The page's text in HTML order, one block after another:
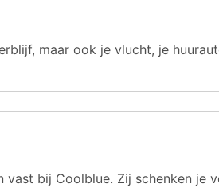
maar ook je vlucht, je
bij Coolblue. Zij schenken je